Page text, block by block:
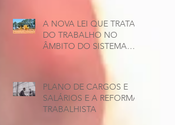
A NOVA LEI QUE TRATA
DO TRABALHO NO
ÂMBITO DO SISTEMA
PRISIONAL E OS
IMPACTOS NO SETOR
PLANO DE CARGOS E
SALÁRIOS E A REFORMA
TRABALHISTA